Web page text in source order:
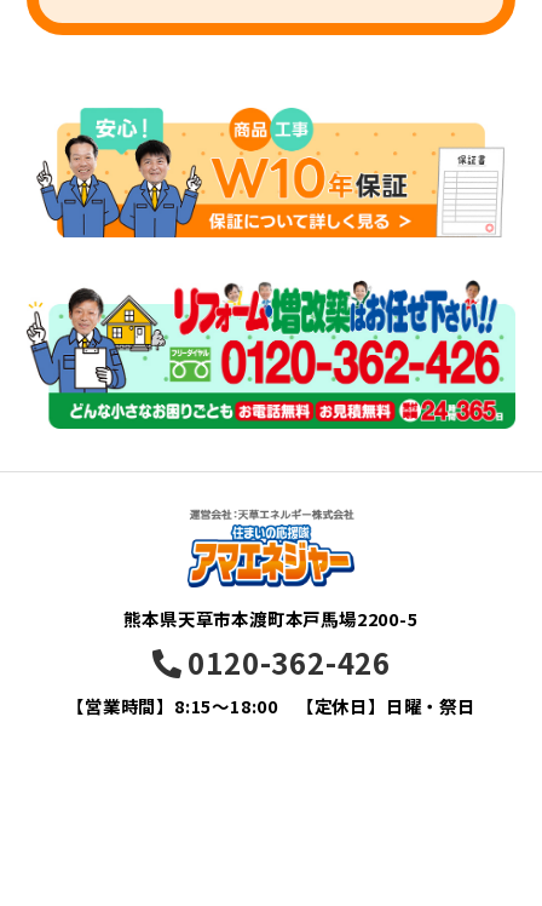
熊本県天草市本渡町本戸馬場2200-5
0120-362-426
【営業時間】8:15～18:00 【定休日】日曜・祭日